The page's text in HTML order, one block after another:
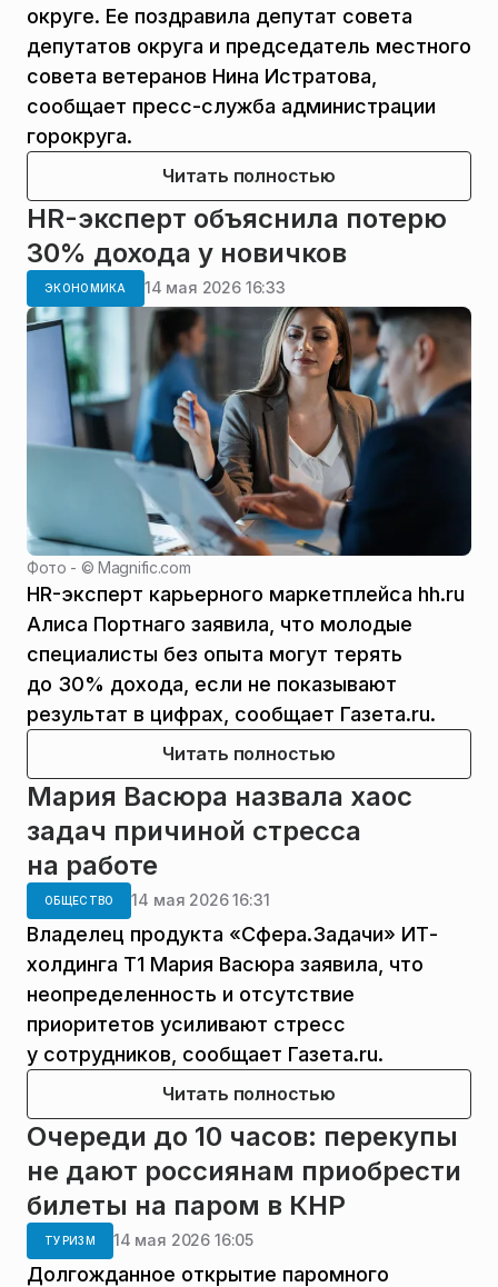
округе. Ее поздравила депутат совета
депутатов округа и председатель местного
совета ветеранов Нина Истратова,
сообщает пресс-служба администрации
горокруга.
Читать полностью
HR-эксперт объяснила потерю
30% дохода у новичков
ЭКОНОМИКА 14 мая 2026 16:33
Фото - ©Magnific.com
HR-эксперт карьерного маркетплейса hh.ru
Алиса Портнаго заявила, что молодые
специалисты без опыта могут терять
до 30% дохода, если не показывают
результат в цифрах, сообщает Газета.ru.
Читать полностью
Мария Васюра назвала хаос
задач причиной стресса
на работе
ОБЩЕСТВО 14 мая 2026 16:31
Владелец продукта «Сфера.Задачи» ИТ-
холдинга Т1 Мария Васюра заявила, что
неопределенность и отсутствие
приоритетов усиливают стресс
у сотрудников, сообщает Газета.ru.
Читать полностью
Очереди до 10 часов: перекупы
не дают россиянам приобрести
билеты на паром в КНР
ТУРИЗМ 14 мая 2026 16:05
Долгожданное открытие паромного